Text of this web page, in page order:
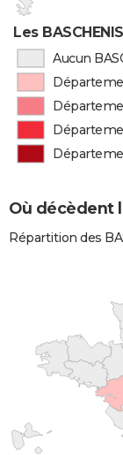
Les
Aucun
Où décèdent
Répartition des